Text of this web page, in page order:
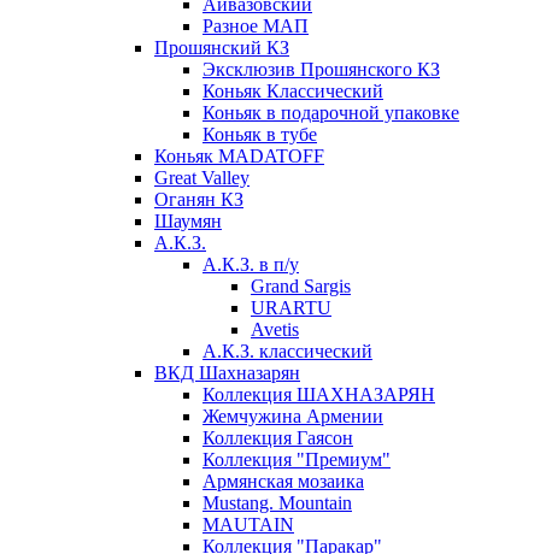
Айвазовский
Разное МАП
Прошянский КЗ
Эксклюзив Прошянского КЗ
Коньяк Классический
Коньяк в подарочной упаковке
Коньяк в тубе
Коньяк MADATOFF
Great Valley
Оганян КЗ
Шаумян
А.К.З.
А.К.З. в п/у
Grand Sargis
URARTU
Avetis
А.К.З. классический
ВКД Шахназарян
Коллекция ШАХНАЗАРЯН
Жемчужина Армении
Коллекция Гаясон
Коллекция "Премиум"
Армянская мозаика
Mustang. Mountain
MAUTAIN
Коллекция "Паракар"